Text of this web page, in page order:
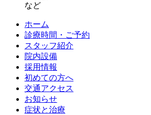
など
ホーム
診療時間・ご予約
スタッフ紹介
院内設備
採用情報
初めての方へ
交通アクセス
お知らせ
症状と治療